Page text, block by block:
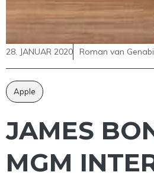
28. JANUAR 2020 Roman van
Apple
JAMES
MGM